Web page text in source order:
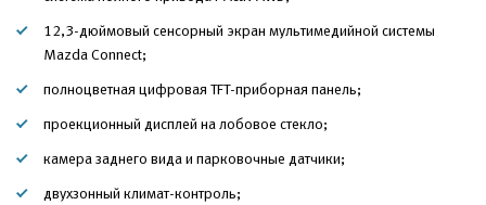
12,3-дюймовый сенсорный экран мультимедийной системы
Mazda Connect;
полноцветная цифровая TFT-приборная панель;
проекционный дисплей на лобовое стекло;
камера заднего вида и парковочные датчики;
двухзонный климат-контроль;